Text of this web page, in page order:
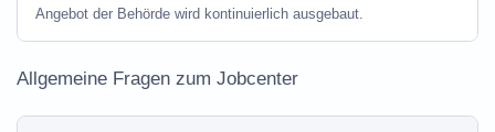
Angebot der Behörde wird kontinuierlich ausgebaut.
Allgemeine Fragen zum Jobcenter